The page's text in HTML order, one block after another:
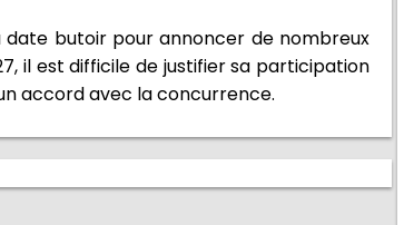
date butoir pour annoncer de nombreux
il est difficile de justifier sa participation
accord avec la concurrence.